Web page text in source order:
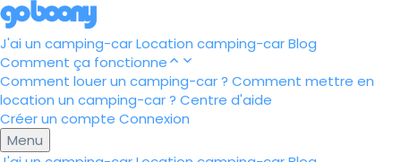
J'ai un camping-carLocation camping-carBlog
Comment ça fonctionne
Comment louer un camping-car ? Comment mettre en
location un camping-car ? Centre d'aide
Créer un compte Connexion
Menu